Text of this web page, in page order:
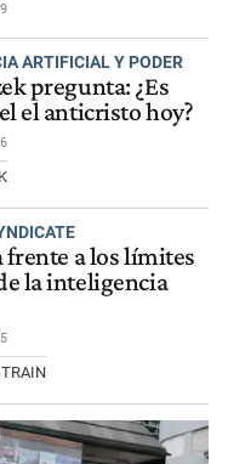
ARTIFICIAL Y PODER
pregunta: ¿Es
el anticristo hoy?
frente a los límites
la inteligencia